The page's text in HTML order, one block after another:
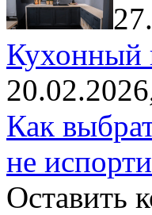
Кухонный
Как
не
Оставить